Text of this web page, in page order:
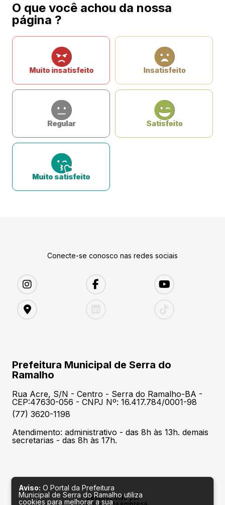
O que você achou da nossa
página ?
Muito insatisfeito Insatisfeito
Regular Satisfeito
Muito satisfeito
Conecte-se conosco nas redes sociais
Prefeitura Municipal de Serra do
Ramalho
Rua Acre, S/N - Centro - Serra do Ramalho-BA -
CEP:47630-056 - CNPJ Nº: 16.417.784/0001-98
(77) 3620-1198
Atendimento: administrativo - das 8h às 13h. demais
secretarias - das 8h às 17h.
Desenvolvido por
Aviso: O Portal da Prefeitura
Municipal de Serra do Ramalho utiliza
cookies para melhorar a sua